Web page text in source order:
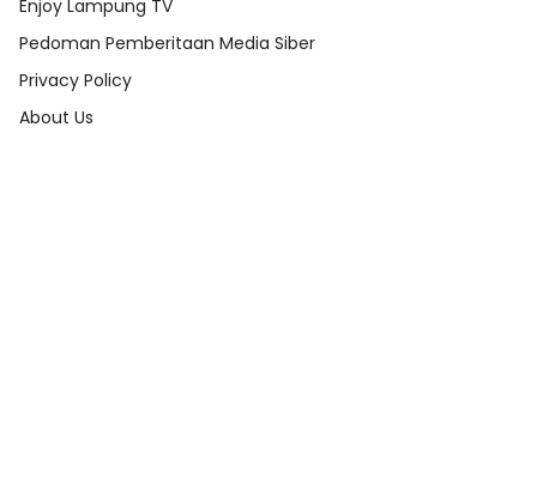
Enjoy Lampung TV
Pedoman Pemberitaan Media Siber
Privacy Policy
About Us